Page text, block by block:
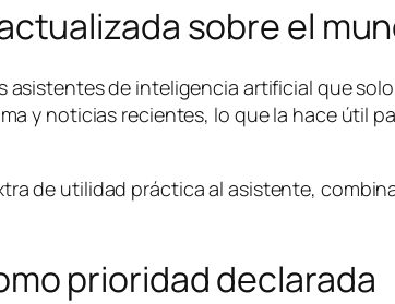
sobre el
asistentes de inteligencia artificial que
y noticias recientes, lo que la hace útil
de utilidad práctica al asistente,
prioridad declarada